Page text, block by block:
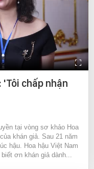
'Tôi chấp nhận
tại vòng sơ khảo Hoa
khán giả. Sau 21 năm
hậu. Hoa hậu Việt Nam
ơn khán giả dành...